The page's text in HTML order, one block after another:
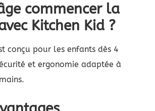
commencer la
Kitchen Kid ?
conçu pour les enfants dès 4
et ergonomie adaptée à